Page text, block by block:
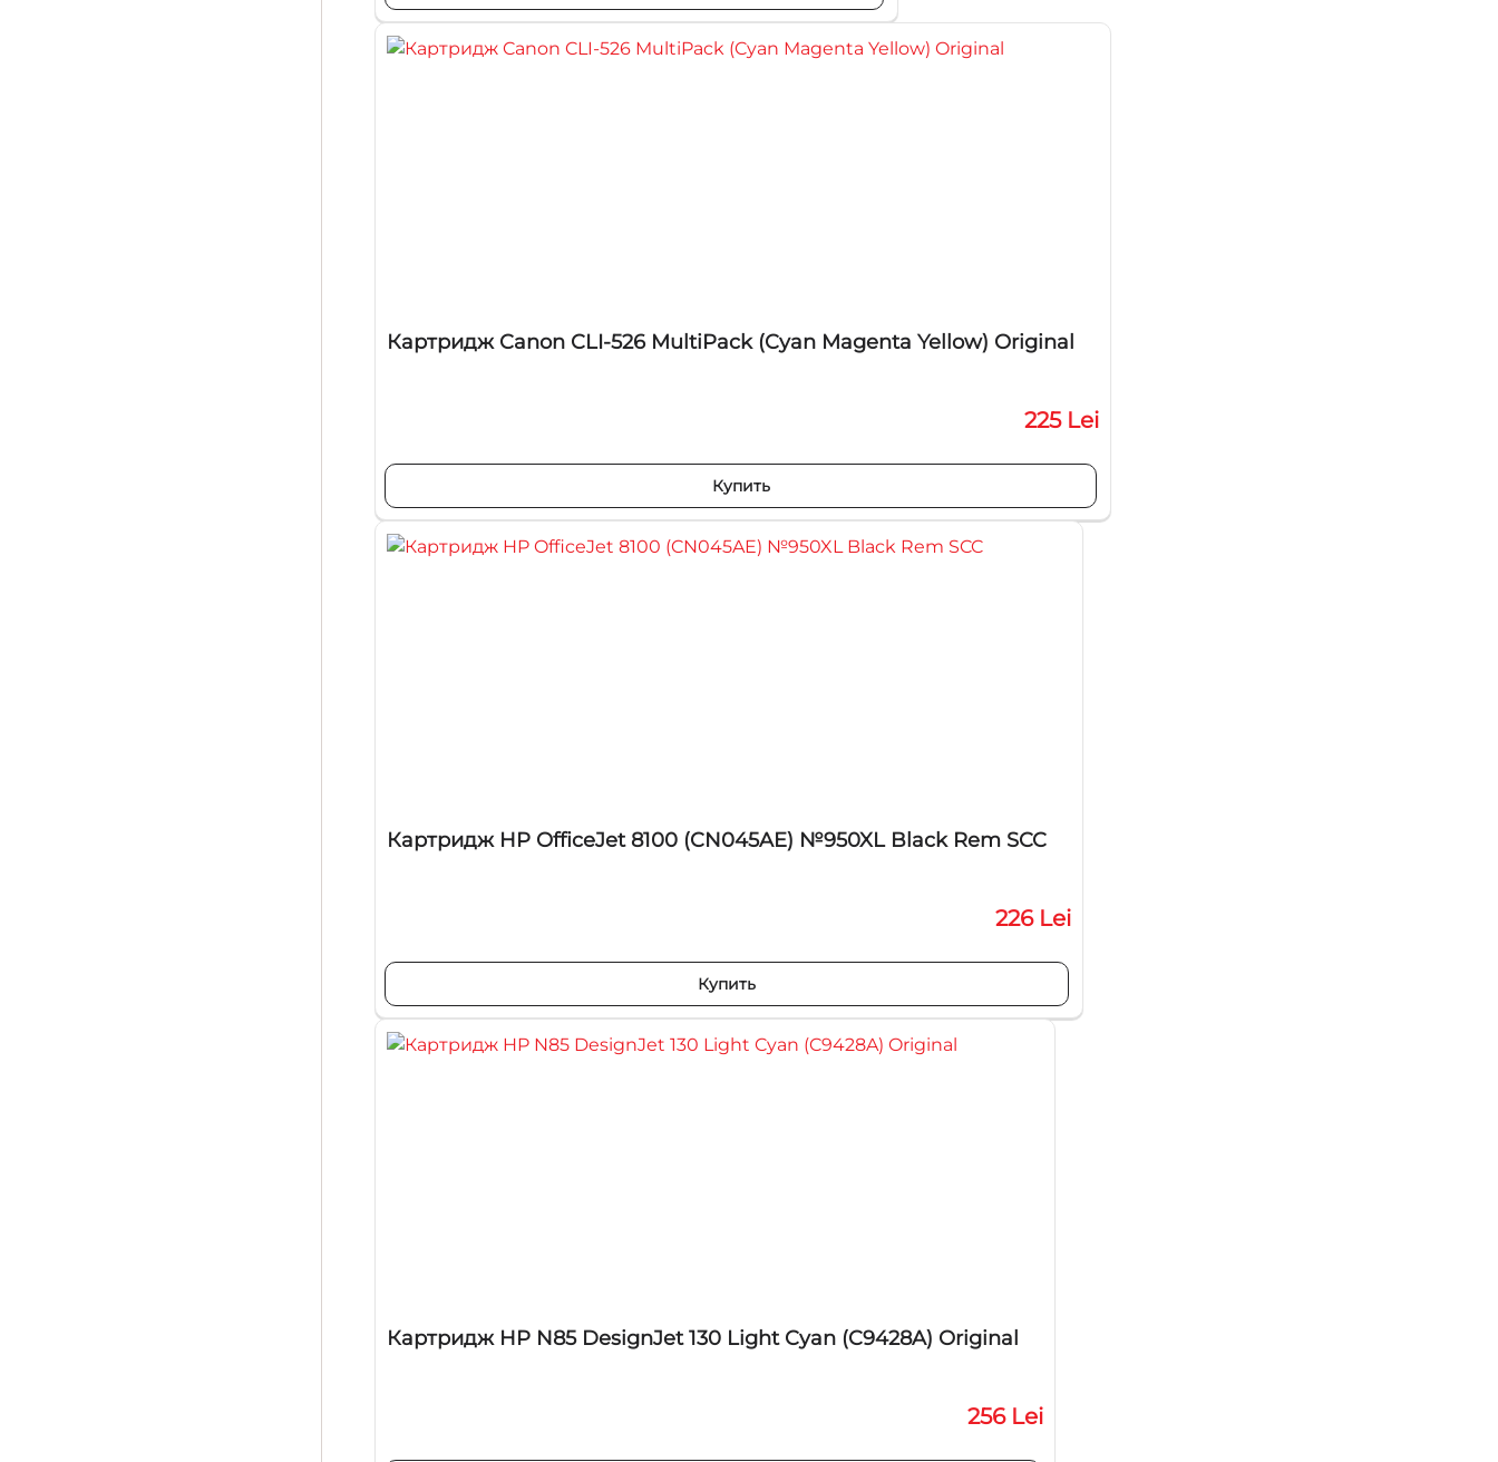
Картридж Canon CLI-526 MultiPack (Cyan Magenta Yellow) Original
225 Lei
Купить
Картридж HP OfficeJet 8100 (CN045AE) №950XL Black Rem SCC
226 Lei
Купить
Картридж HP N85 DesignJet 130 Light Cyan (C9428A) Original
256 Lei